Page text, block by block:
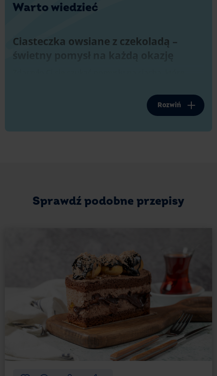
Warto wiedzieć
Ciasteczka owsiane z czekoladą –
świetny pomysł na każdą okazję
ręką przepis na deser, który będzie łatwy do
zrobienia i którego przygotowanie zajmie tylko parę
chwil? Takie połączenie ciasteczek i czekolady to
o uzupełnieniu zapasów przy kolejnych zakupach.
łakoci przygotuj rozgrzewające kakao, w którym
można maczać Twoje ciasteczka owsiane
Te smakołyki to sposób na przygotowanie
oryginalnego deseru dla fanów lżejszych rozwiązań.
A co powiesz na ciasteczka z dodatkiem gorzkiej
czekolady, które dodatkowo ładnie zapakujesz
i ozdobisz małym bilecikiem z serdecznymi
Rozwiń
Sprawdź podobne przepisy